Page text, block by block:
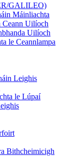
GALILEO)
Máinliachta
Ceann Uilíoch
Uilíoch
le Ceannlampa
Leighis
le Lúpaí
Bithcheimicigh